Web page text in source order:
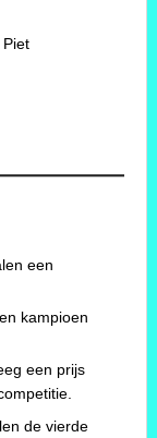
Piet
een
kampioen
een prijs
de vierde